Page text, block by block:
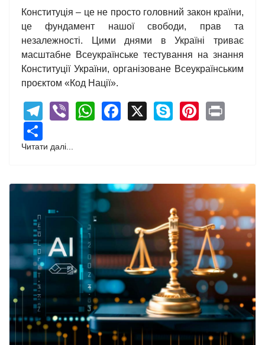
Конституція – це не просто головний закон країни,
це фундамент нашої свободи, прав та
незалежності. Цими днями в Україні триває
масштабне Всеукраїнське тестування на знання
Конституції України, організоване Всеукраїнським
проєктом «Код Нації».
Telegram
ViberWhatsApp
Facebook
X Skype
Читати далі...